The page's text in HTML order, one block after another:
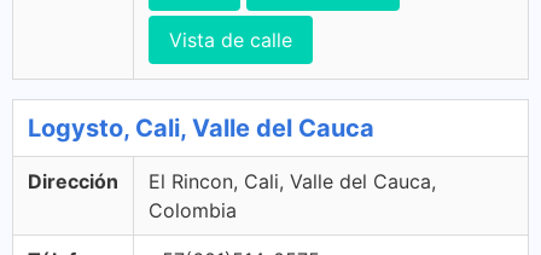
Vista de calle
Logysto, Cali, Valle del Cauca
Dirección
El Rincon, Cali, Valle del Cauca,
Colombia